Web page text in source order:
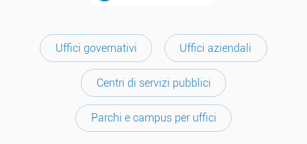
Uffici governativi Uffici aziendali
Centri di servizi pubblici
Parchi e campus per uffici